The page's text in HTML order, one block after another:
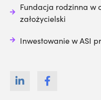
Fundacja rodzinna w
założycielski
Inwestowanie w ASI